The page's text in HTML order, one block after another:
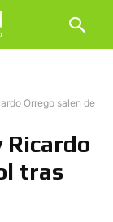
Orrego salen de
Ricardo
tras